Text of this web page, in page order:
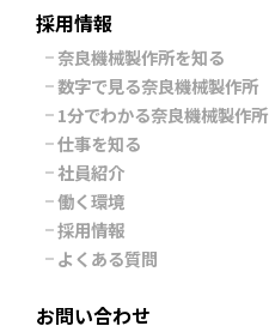
採用情報
奈良機械製作所を知る
数字で見る奈良機械製作所
1分でわかる奈良機械製作所
仕事を知る
社員紹介
働く環境
採用情報
よくある質問
お問い合わせ